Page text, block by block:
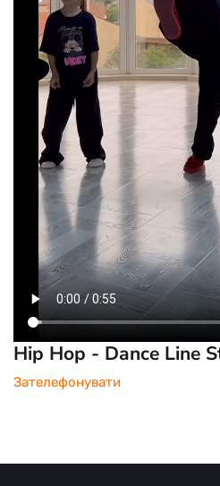
Hip Hop - Dance Line
Зателефонувати